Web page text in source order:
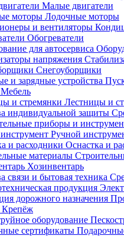
Малые двигатели
Лодочные моторы
Обогреватели
Снегоуборщики
Мебель
Лестницы и
Ручной
Оснастка и
Хозинвентарь
Крепёж